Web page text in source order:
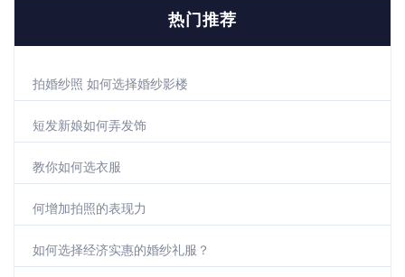
热门推荐
拍婚纱照 如何选择婚纱影楼
短发新娘如何弄发饰
教你如何选衣服
何增加拍照的表现力
如何选择经济实惠的婚纱礼服？